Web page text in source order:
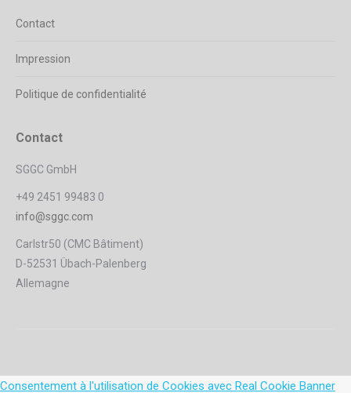
Contact
Impression
Politique de confidentialité
Contact
SGGC GmbH
+49 2451 99483 0
info@sggc.com
Carlstr50 (CMC Bâtiment)
D-52531 Übach-Palenberg
Allemagne
Consentement à l'utilisation de Cookies avec Real Cookie Banner